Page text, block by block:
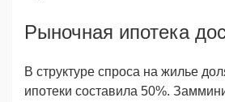
Рыночная ипотека
В структуре спроса на жилье
ипотеки составила 50%.